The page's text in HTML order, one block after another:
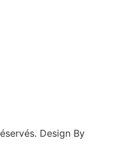
Design By